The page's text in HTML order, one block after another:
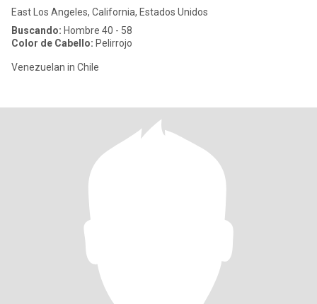
East Los Angeles, California, Estados Unidos
Buscando: Hombre 40 - 58
Color de Cabello: Pelirrojo
Venezuelan in Chile